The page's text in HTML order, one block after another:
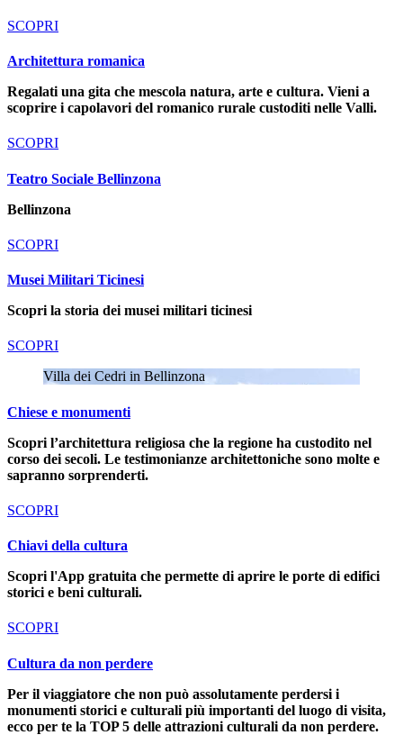
SCOPRI
Architettura romanica
Regalati una gita che mescola natura, arte e cultura. Vieni a
scoprire i capolavori del romanico rurale custoditi nelle Valli.
SCOPRI
Teatro Sociale Bellinzona
Bellinzona
SCOPRI
Musei Militari Ticinesi
Scopri la storia dei musei militari ticinesi
SCOPRI
Villa dei Cedri in Bellinzona
Chiese e monumenti
Scopri l’architettura religiosa che la regione ha custodito nel
corso dei secoli. Le testimonianze architettoniche sono molte e
sapranno sorprenderti.
SCOPRI
Chiavi della cultura
Scopri l'App gratuita che permette di aprire le porte di edifici
storici e beni culturali.
SCOPRI
Cultura da non perdere
Per il viaggiatore che non può assolutamente perdersi i
monumenti storici e culturali più importanti del luogo di visita,
ecco per te la TOP 5 delle attrazioni culturali da non perdere.